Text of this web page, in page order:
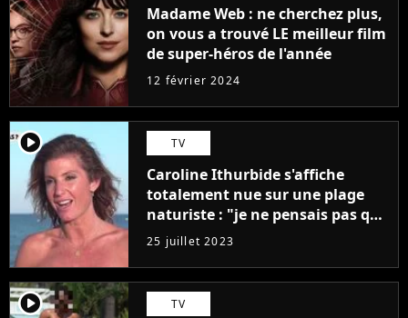
Madame Web : ne cherchez plus,
on vous a trouvé LE meilleur film
de super-héros de l'année
12 février 2024
player2 TV
Caroline Ithurbide s'affiche
totalement nue sur une plage
naturiste : "je ne pensais pas que
j'arriverais à le faire..."
25 juillet 2023
player2 TV